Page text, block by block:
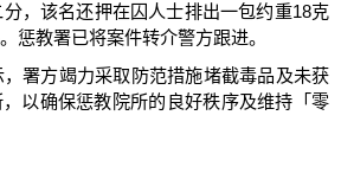
，该名还押在囚人士排出一包约重18克
惩教署已将案件转介警方跟进。
署方竭力采取防范措施堵截毒品及未获
以确保惩教院所的良好秩序及维持「零